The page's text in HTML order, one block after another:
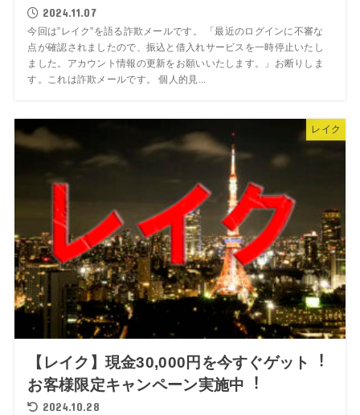
2024.11.07
今回は”レイク”を語る詐欺メールです。 「最近のログインに不審な
点が確認されましたので、振込と借入れサービスを一時停止いたし
ました。アカウント情報の更新をお願いいたします。」お断りしま
す。これは詐欺メールです。 個人的見...
レイク
【レイク】現⾦30,000円を今すぐゲット︕
お客様限定キャンペーン実施中︕
2024.10.28